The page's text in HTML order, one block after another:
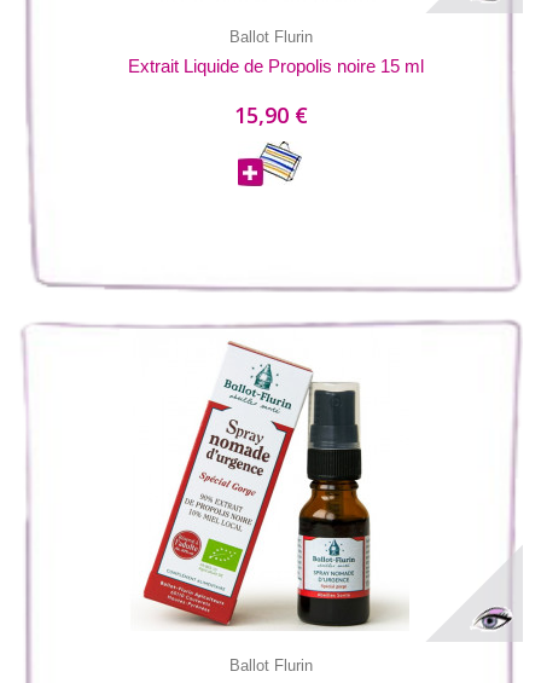
Ballot Flurin
Extrait Liquide de Propolis noire 15 ml
15,90 €
Ballot Flurin